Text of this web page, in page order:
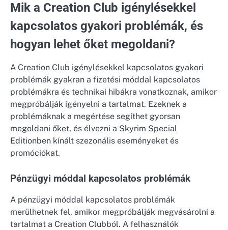
Mik a Creation Club igénylésekkel
kapcsolatos gyakori problémák, és
hogyan lehet őket megoldani?
A Creation Club igénylésekkel kapcsolatos gyakori
problémák gyakran a fizetési móddal kapcsolatos
problémákra és technikai hibákra vonatkoznak, amikor
megpróbálják igényelni a tartalmat. Ezeknek a
problémáknak a megértése segíthet gyorsan
megoldani őket, és élvezni a Skyrim Special
Editionben kínált szezonális eseményeket és
promóciókat.
Pénzügyi móddal kapcsolatos problémák
A pénzügyi móddal kapcsolatos problémák
merülhetnek fel, amikor megpróbálják megvásárolni a
tartalmat a Creation Clubból. A felhasználók